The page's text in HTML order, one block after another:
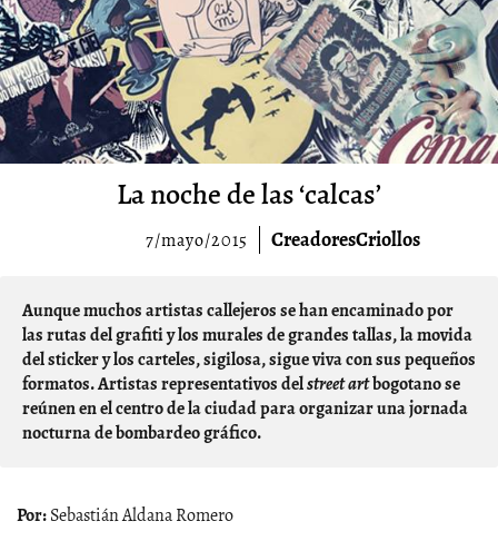
La noche de las ‘calcas’
7/mayo/2015 CreadoresCriollos
Aunque muchosartistas callejerosse han encaminado por
las rutas del grafiti y los murales de grandes tallas, la movida
delstickery loscarteles, sigilosa, sigue viva con sus pequeños
formatos. Artistas representativos delstreetartbogotano se
reúnen en el centro de la ciudad para organizar una jornada
nocturna de bombardeo gráfico.
Sebastián Aldana Romero